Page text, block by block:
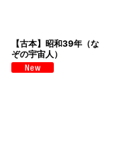
【古本】昭和39年（な
ぞの宇宙人）